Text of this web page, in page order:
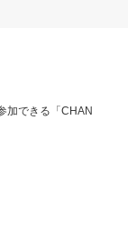
加できる「CHAN